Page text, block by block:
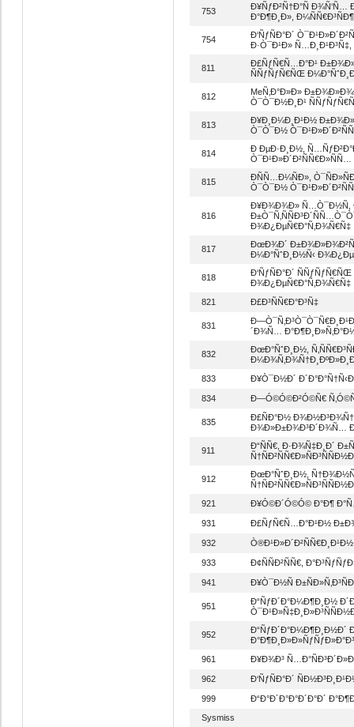
753
Ð¥ÑƒÐ²Ñ†Ð°Ñ
Ð°Ð¶Ð¸Ð»,
754
Ð‘ÑƒÑÐ°Ð´
Ð·Ò¯Ð¹Ð»
811
Ð£ÑƒÑ€Ñ…Ð°Ð¹
ÑÑƒÑƒÑ€ÑŒ
812
MeÑ‚Ð°Ð»Ð»
Ò¯Ò¯Ð½Ð¸Ð¹
813
Ð¥Ð¸Ð¼Ð¸Ð¹Ð½
Ò¯Ò¯Ð½
814
Ð ÐµÐ·Ð¸Ð½,
815
ÐÑÑ…Ð¼ÑÐ»,
Ò¯Ò¯Ð½
816
Ð¥Ð¾Ð¾Ð» Ñ…Ò¯Ð½Ñ,
Ð¾Ð¿ÐµÑ€Ð°Ñ‚Ð¾Ñ€Ñ‡
817
ÐœÐ¾Ð´
Ð¼Ð°ÑˆÐ¸Ð½Ñ‹
818
Ð‘ÑƒÑÐ°Ð´
Ð¾Ð¿ÐµÑ€Ð°Ñ‚Ð¾Ñ€Ñ‡
821
Ð£Ð³ÑÑ€Ð°Ð³Ñ‡
831
´Ð¾Ñ…
832
ÐœÐ°ÑˆÐ¸Ð½,
833
Ð¥Ò¯Ð½Ð´
834 Ð—Ó©Ó©Ð²Ó©Ñ€
835
Ð£ÑÐ°Ð½
Ð¾Ð»Ð±Ð¾Ð³Ð´Ð¾Ñ…
911
Ð“ÑÑ€, Ð·Ð¾Ñ‡Ð¸Ð´
912
ÐœÐ°ÑˆÐ¸Ð½,
921
Ð¥Ó©Ð´Ó©Ó© Ð°Ð¶
931 Ð£ÑƒÑ€Ñ…Ð°Ð¹Ð½
932
933 Ð¢ÑÑÐ²ÑÑ€,
941 Ð¥Ò¯Ð½Ñ
951
Ð“ÑƒÐ´Ð°Ð¼Ð¶Ð¸Ð½
952
Ð“ÑƒÐ´Ð°Ð¼Ð¶Ð¸Ð½Ð´
961
Ð¥Ð¾Ð³
962 Ð‘ÑƒÑÐ°Ð´
999
Ð“Ð°Ð´Ð°Ð°Ð´Ð°Ð´
Sysmiss